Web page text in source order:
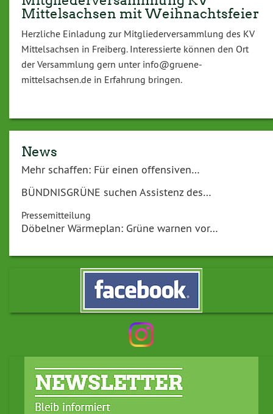
Mittelsachsen mit Weihnachtsfeier
Herzliche Einladung zur Mitgliederversammlung des KV
Mittelsachsen in Freiberg. Interessierte können den Ort
der Versammlung gern unter info@gruene-
mittelsachsen.de in Erfahrung bringen.
News
Mehr schaffen: Für einen offensiven…
BÜNDNISGRÜNE suchen Assistenz des…
Pressemitteilung
Döbelner Wärmeplan: Grüne warnen vor…